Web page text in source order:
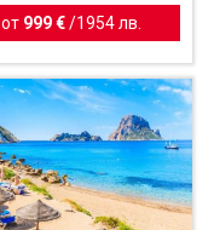
от 999 €/ 1954 лв.